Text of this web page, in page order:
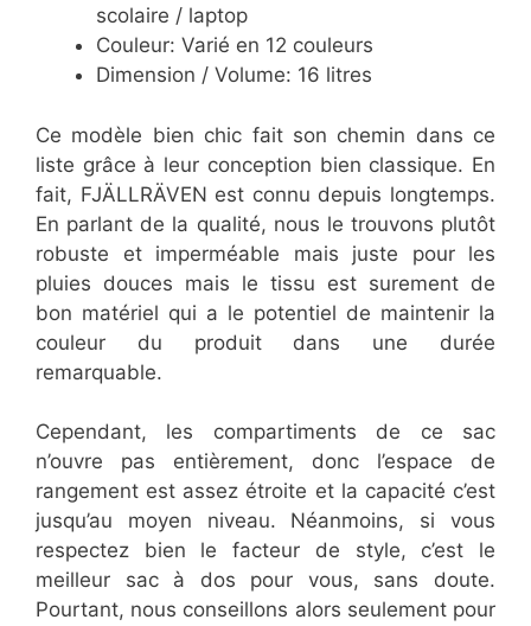
scolaire / laptop
Couleur: Varié en 12 couleurs
Dimension / Volume: 16 litres
Ce modèle bien chic fait son chemin dans ce
liste grâce à leur conception bien classique. En
fait, FJÄLLRÄVEN est connu depuis longtemps.
En parlant de la qualité, nous le trouvons plutôt
robuste et imperméable mais juste pour les
pluies douces mais le tissu est surement de
bon matériel qui a le potentiel de maintenir la
couleur du produit dans une durée
remarquable.
Cependant, les compartiments de ce sac
n’ouvre pas entièrement, donc l’espace de
rangement est assez étroite et la capacité c’est
jusqu’au moyen niveau. Néanmoins, si vous
respectez bien le facteur de style, c’est le
meilleur sac à dos pour vous, sans doute.
Pourtant, nous conseillons alors seulement pour